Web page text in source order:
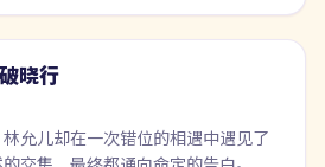
晓行
允儿却在一次错位的相遇中遇见了